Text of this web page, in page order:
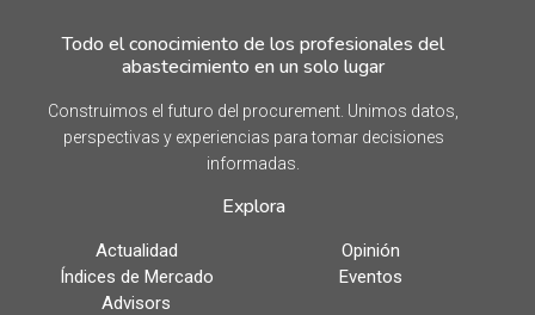
Todo el conocimiento de los profesionales del
abastecimiento en un solo lugar
Construimos el futuro del procurement. Unimos datos,
perspectivas y experiencias para tomar decisiones
informadas.
Explora
Actualidad
Opinión
Índices de Mercado
Eventos
Advisors